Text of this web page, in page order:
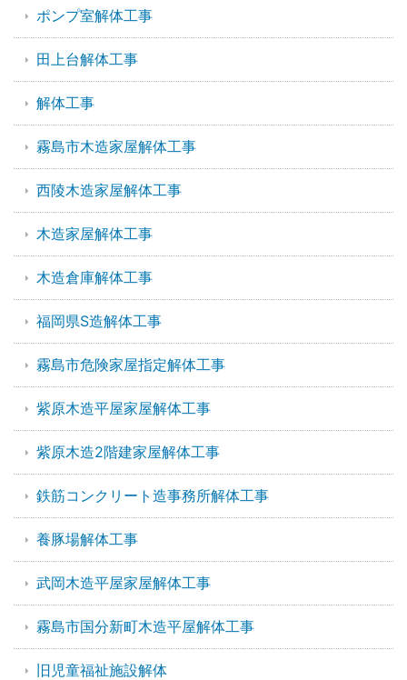
ポンプ室解体工事
田上台解体工事
解体工事
霧島市木造家屋解体工事
西陵木造家屋解体工事
木造家屋解体工事
木造倉庫解体工事
福岡県S造解体工事
霧島市危険家屋指定解体工事
紫原木造平屋家屋解体工事
紫原木造2階建家屋解体工事
鉄筋コンクリート造事務所解体工事
養豚場解体工事
武岡木造平屋家屋解体工事
霧島市国分新町木造平屋解体工事
旧児童福祉施設解体